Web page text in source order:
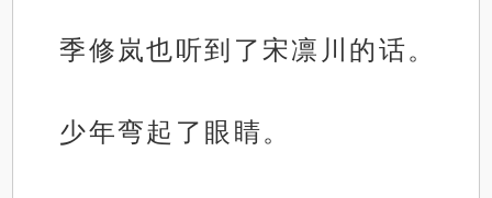
季修岚也听到了宋凛川的话。
少年弯起了眼睛。